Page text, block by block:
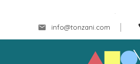
.
info@tonzani.com